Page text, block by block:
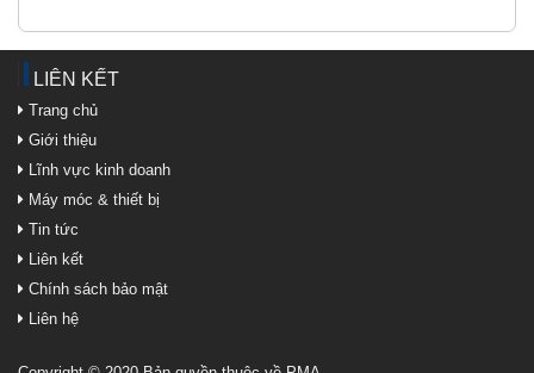
LIÊN KẾT
Trang chủ
Giới thiệu
Lĩnh vực kinh doanh
Máy móc & thiết bị
Tin tức
Liên kết
Chính sách bảo mật
Liên hệ